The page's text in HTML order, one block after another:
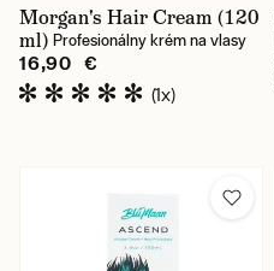
Morgan's Hair Cream (120
ml) Profesionálny krém na vlasy
16,90 €
(1x)